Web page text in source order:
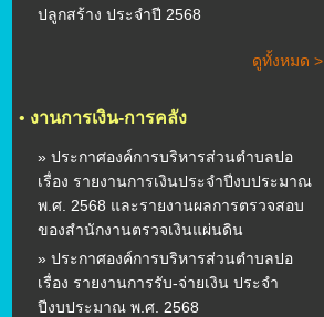
ปลูกสร้าง ประจำปี 2568
ดูทั้งหมด >
• งานการเงิน-การคลัง
» ประกาศองค์การบริหารส่วนตำบลปอ
เรื่อง รายงานการเงินประจำปีงบประมาณ
พ.ศ. 2568 และรายงานผลการตรวจสอบ
ของสำนักงานตรวจเงินแผ่นดิน
» ประกาศองค์การบริหารส่วนตำบลปอ
เรื่อง รายงานการรับ-จ่ายเงิน ประจำ
ปีงบประมาณ พ.ศ. 2568